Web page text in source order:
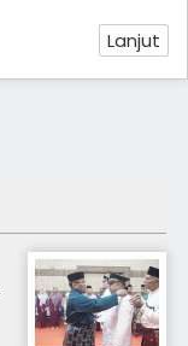
Lanjut